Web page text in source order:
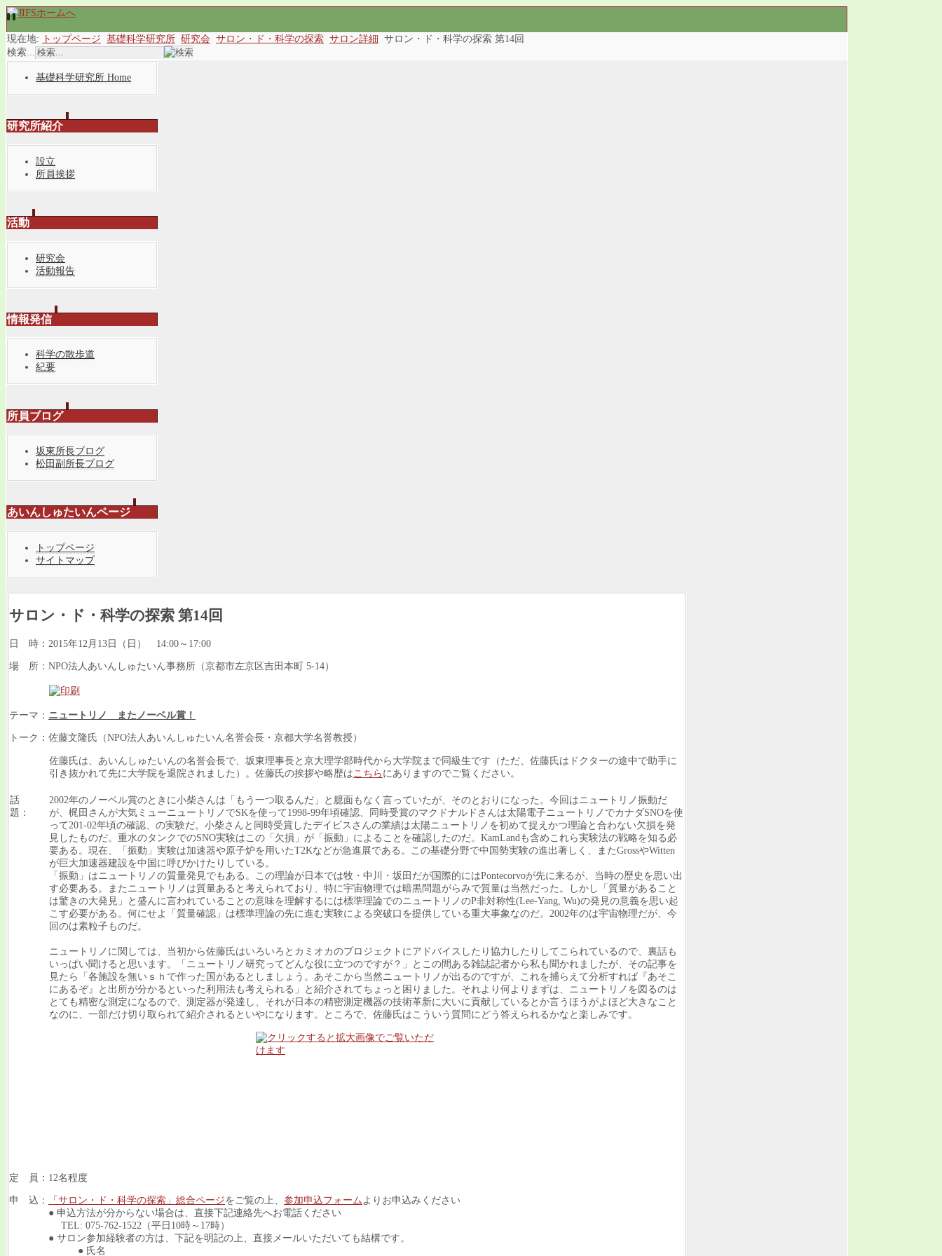
現在地: トップページ 基礎科学研究所 研究会 サロン・ド・科学の探索 サロン詳細
サロン・ド・科学の探索 第14回
検索...
基礎科学研究所 Home
研究所紹介
設立
所員挨拶
活動
研究会
活動報告
情報発信
科学の散歩道
紀要
所員ブログ
坂東所長ブログ
松田副所長ブログ
あいんしゅたいんページ
トップページ
サイトマップ
サロン・ド・科学の探索 第14回
日 時：2015年12月13日（日） 14:00～17:00
場 所：NPO法人あいんしゅたいん事務所（京都市左京区吉田本町 5-14）
テーマ： ニュートリノ またノーベル賞！
トーク：佐藤文隆氏（NPO法人あいんしゅたいん名誉会長・京都大学名誉教授）
佐藤氏は、あいんしゅたいんの名誉会長で、坂東理事長と京大理学部時代から大学院まで同級生です（ただ、佐藤氏はドクターの途中で助手に
引き抜かれて先に大学院を退院されました）。佐藤氏の挨拶や略歴は こちら にありますのでご覧ください。
話
題：
2002年のノーベル賞のときに小柴さんは「もう一つ取るんだ」と臆面もなく言っていたが、そのとおりになった。今回はニュートリノ振動だ
が、梶田さんが大気ミューニュートリノでSKを使って1998-99年頃確認、同時受賞のマクドナルドさんは太陽電子ニュートリノでカナダSNOを使
って201-02年頃の確認、の実験だ。小柴さんと同時受賞したデイビスさんの業績は太陽ニュートリノを初めて捉えかつ理論と合わない欠損を発
見したものだ。重水のタンクでのSNO実験はこの「欠損」が「振動」によることを確認したのだ。KamLandも含めこれら実験法の戦略を知る必
要ある。現在、「振動」実験は加速器や原子炉を用いたT2Kなどが急進展である。この基礎分野で中国勢実験の進出著しく、またGrossやWitten
が巨大加速器建設を中国に呼びかけたりしている。
「振動」はニュートリノの質量発見でもある。この理論が日本では牧・中川・坂田だが国際的にはPontecorvoが先に来るが、当時の歴史を思い出
す必要ある。またニュートリノは質量あると考えられており、特に宇宙物理では暗黒問題がらみで質量は当然だった。しかし「質量があること
は驚きの大発見」と盛んに言われていることの意味を理解するには標準理論でのニュートリノのP非対称性(Lee-Yang, Wu)の発見の意義を思い起
こす必要がある。何にせよ「質量確認」は標準理論の先に進む実験による突破口を提供している重大事象なのだ。2002年のは宇宙物理だが、今
回のは素粒子ものだ。
ニュートリノに関しては、当初から佐藤氏はいろいろとカミオカのプロジェクトにアドバイスしたり協力したりしてこられているので、裏話も
いっぱい聞けると思います。「ニュートリノ研究ってどんな役に立つのですが？」とこの間ある雑誌記者から私も聞かれましたが、その記事を
見たら「各施設を無いｓｈで作った国があるとしましょう。あそこから当然ニュートリノが出るのですが、これを捕らえて分析すれば『あそこ
にあるぞ』と出所が分かるといった利用法も考えられる」と紹介されてちょっと困りました。それより何よりまずは、ニュートリノを図るのは
とても精密な測定になるので、測定器が発達し、それが日本の精密測定機器の技術革新に大いに貢献しているとか言うほうがよほど大きなこと
なのに、一部だけ切り取られて紹介されるといやになります。ところで、佐藤氏はこういう質問にどう答えられるかなと楽しみです。
定 員：12名程度
申 込： 「サロン・ド・科学の探索」総合ページをご覧の上、 参加申込フォーム よりお申込みください
● 申込方法が分からない場合は、直接下記連絡先へお電話ください
TEL: 075-762-1522（平日10時～17時）
● サロン参加経験者の方は、下記を明記の上、直接メールいただいても結構です。
● 氏名